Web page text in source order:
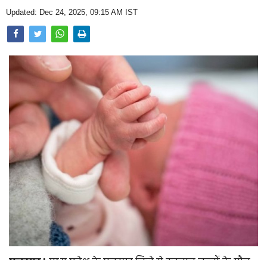
Photo Gallery
Home
Updated: Dec 24, 2025, 09:15 AM IST